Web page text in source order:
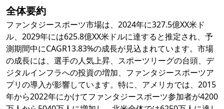
全体要約
ファンタジースポーツ市場は、2024年に327.5億XX米ド
ル、2029年には625.8億XX米ドルに達すると推定され、予
測期間中にCAGR13.83%の成長が見込まれています。市場
の成長には、選手の人気上昇、スポーツリーグの台頭、デ
ジタルインフラへの投資の増加、ファンタジースポーツア
プリの導入が影響しています。特に、アメリカでは、2015
年から2022年にかけてファンタジースポーツ参加者が4200